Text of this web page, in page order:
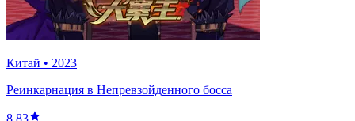
Китай • 2023
Реинкарнация в Непревзойденного босса